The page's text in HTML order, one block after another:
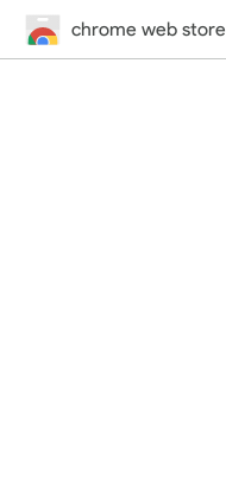
chrome web store